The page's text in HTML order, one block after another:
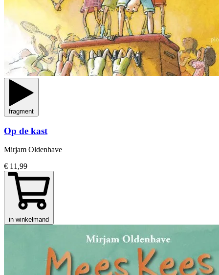
fragment
Op de kast
Mirjam Oldenhave
€ 11,99
in winkelmand